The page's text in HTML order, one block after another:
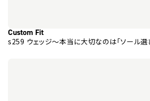
Custom Fit
s259 ウェッジ～本当に大切なのは「ソール選